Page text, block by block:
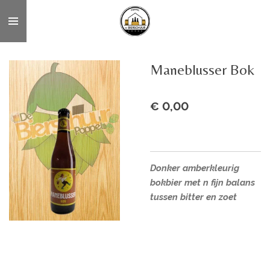
direct
naar
hoofdinhoud
Maneblusser Bok
€ 0,00
Donker amberkleurig
bokbier met n fijn balans
tussen bitter en zoet